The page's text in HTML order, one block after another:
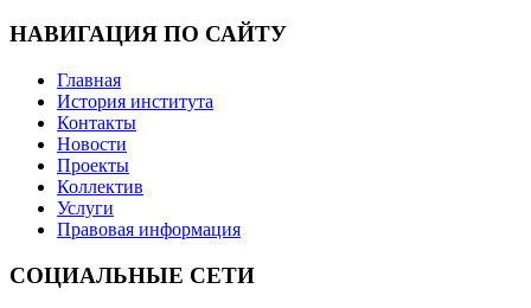
НАВИГАЦИЯ ПО САЙТУ
Главная
История института
Контакты
Новости
Проекты
Коллектив
Услуги
Правовая информация
СОЦИАЛЬНЫЕ СЕТИ